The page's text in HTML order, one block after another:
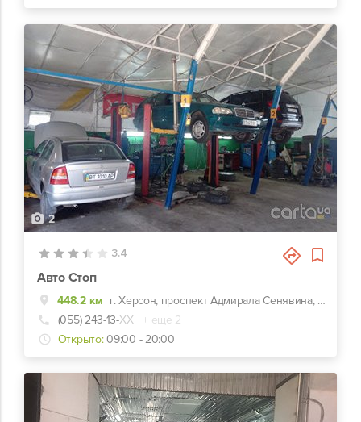
2
3.4
Авто Стоп
448.2 км
г. Херсон, проспект Адмирала Сенявина, 33
(055) 243-13-ХХ
+ еще 2
Открыто: 09:00 - 20:00